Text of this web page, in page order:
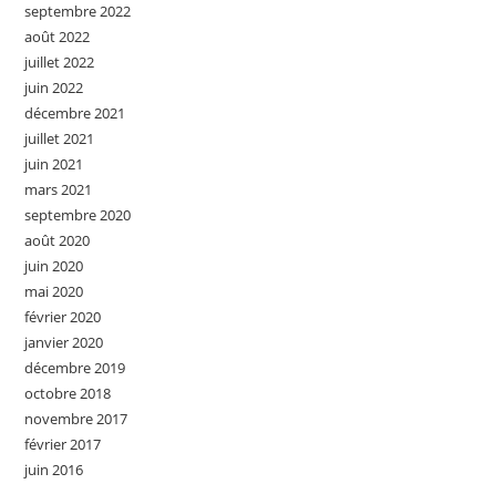
septembre 2022
août 2022
juillet 2022
juin 2022
décembre 2021
juillet 2021
juin 2021
mars 2021
septembre 2020
août 2020
juin 2020
mai 2020
février 2020
janvier 2020
décembre 2019
octobre 2018
novembre 2017
février 2017
juin 2016